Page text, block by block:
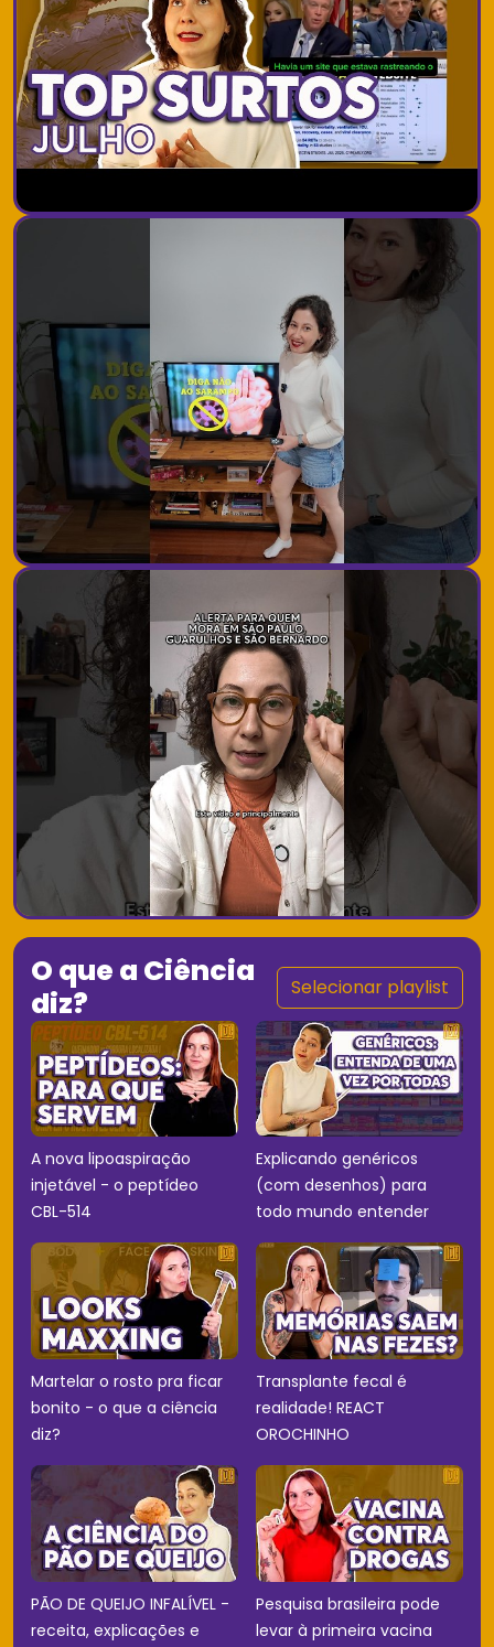
O que a Ciência
diz?
Selecionar playlist
A nova lipoaspiração
injetável - o peptídeo
CBL-514
Explicando genéricos
(com desenhos) para
todo mundo entender
Martelar o rosto pra ficar
bonito - o que a ciência
diz?
Transplante fecal é
realidade! REACT
OROCHINHO
PÃO DE QUEIJO INFALÍVEL -
receita, explicações e
Pesquisa brasileira pode
levar à primeira vacina